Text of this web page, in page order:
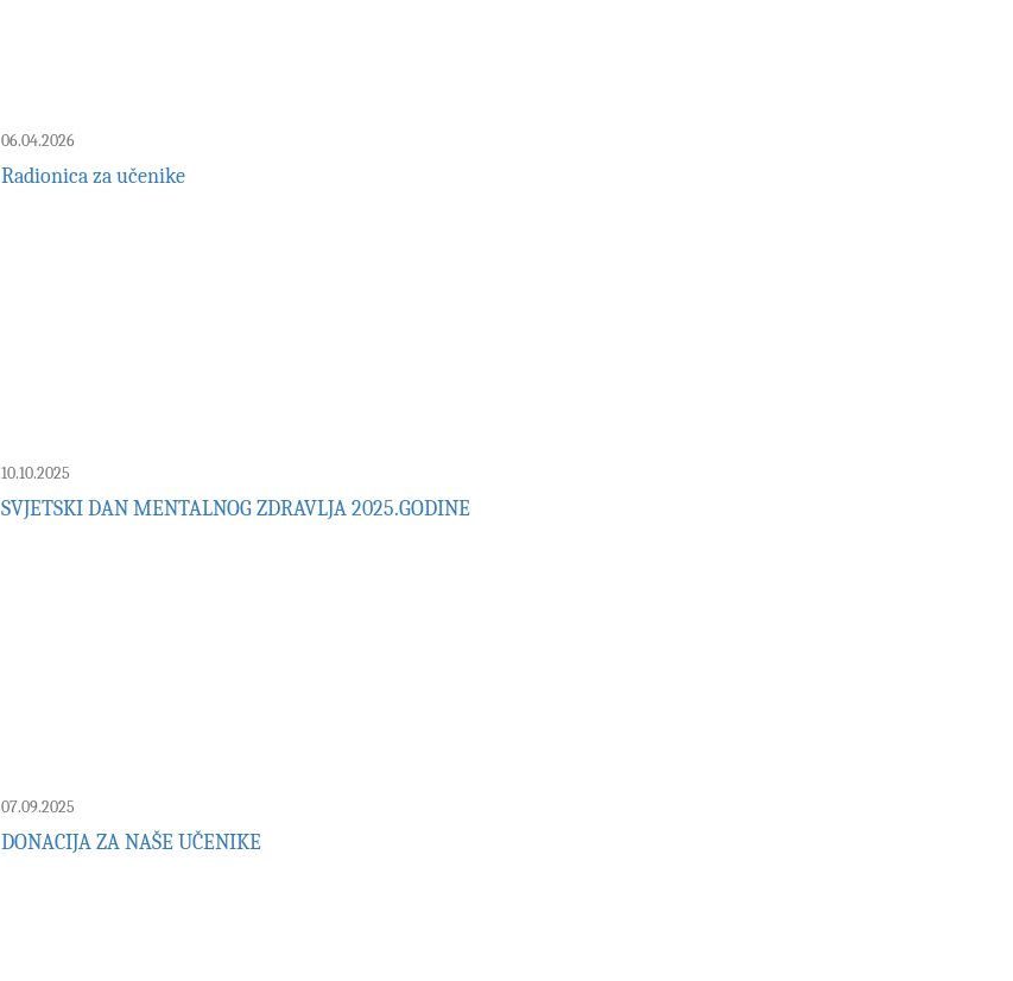
06.04.2026
Radionica za učenike
10.10.2025
SVJETSKI DAN MENTALNOG ZDRAVLJA 2025.GODINE
07.09.2025
DONACIJA ZA NAŠE UČENIKE